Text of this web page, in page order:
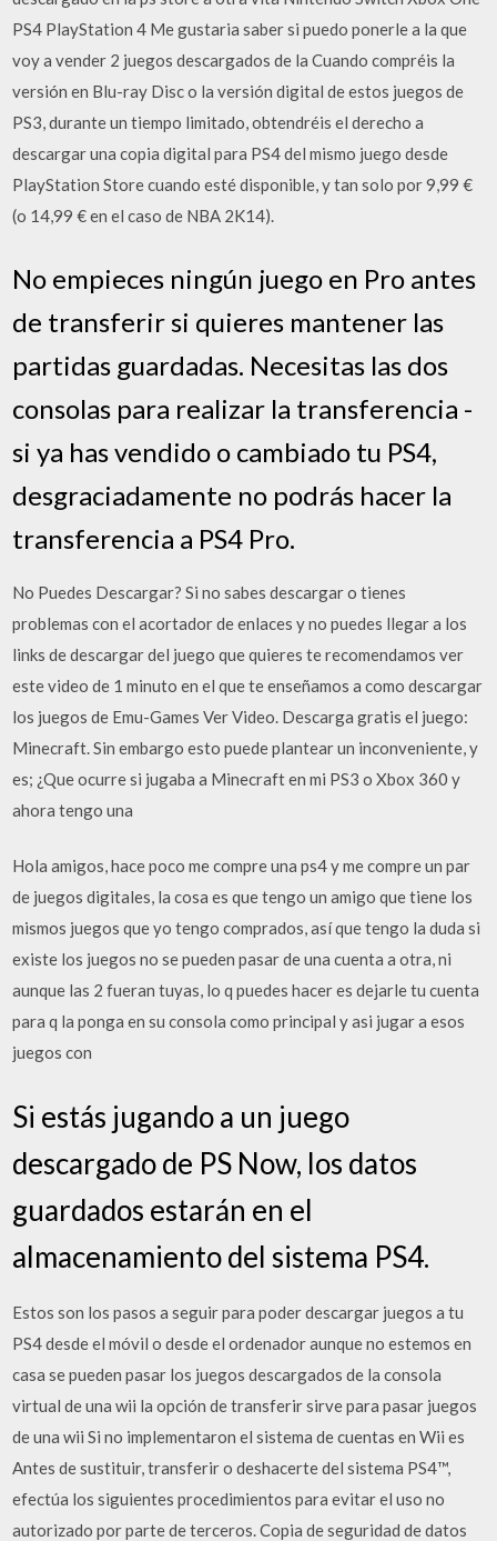
PS4 PlayStation 4 Me gustaria saber si puedo ponerle a la que
voy a vender 2 juegos descargados de la Cuando compréis la
versión en Blu-ray Disc o la versión digital de estos juegos de
PS3, durante un tiempo limitado, obtendréis el derecho a
descargar una copia digital para PS4 del mismo juego desde
PlayStation Store cuando esté disponible, y tan solo por 9,99 €
(o 14,99 € en el caso de NBA 2K14).
No empieces ningún juego en Pro antes
de transferir si quieres mantener las
partidas guardadas. Necesitas las dos
consolas para realizar la transferencia -
si ya has vendido o cambiado tu PS4,
desgraciadamente no podrás hacer la
transferencia a PS4 Pro.
No Puedes Descargar? Si no sabes descargar o tienes
problemas con el acortador de enlaces y no puedes llegar a los
links de descargar del juego que quieres te recomendamos ver
este video de 1 minuto en el que te enseñamos a como descargar
los juegos de Emu-Games Ver Video. Descarga gratis el juego:
Minecraft. Sin embargo esto puede plantear un inconveniente, y
es; ¿Que ocurre si jugaba a Minecraft en mi PS3 o Xbox 360 y
ahora tengo una
Hola amigos, hace poco me compre una ps4 y me compre un par
de juegos digitales, la cosa es que tengo un amigo que tiene los
mismos juegos que yo tengo comprados, así que tengo la duda si
existe los juegos no se pueden pasar de una cuenta a otra, ni
aunque las 2 fueran tuyas, lo q puedes hacer es dejarle tu cuenta
para q la ponga en su consola como principal y asi jugar a esos
juegos con
Si estás jugando a un juego
descargado de PS Now, los datos
guardados estarán en el
almacenamiento del sistema PS4.
Estos son los pasos a seguir para poder descargar juegos a tu
PS4 desde el móvil o desde el ordenador aunque no estemos en
casa se pueden pasar los juegos descargados de la consola
virtual de una wii la opción de transferir sirve para pasar juegos
de una wii Si no implementaron el sistema de cuentas en Wii es
Antes de sustituir, transferir o deshacerte del sistema PS4™,
efectúa los siguientes procedimientos para evitar el uso no
autorizado por parte de terceros. Copia de seguridad de datos